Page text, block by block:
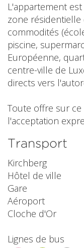
L'appartement
zone
commodités
piscine,
Européenne,
centre-ville de
directs vers
Toute offre sur
l'acceptation
Transport
Kirchberg
Hôtel de ville
Gare
Aéroport
Cloche d'Or
Lignes de bus